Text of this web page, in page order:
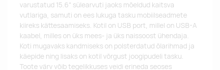
varustatud 15.6" sülearvuti jaoks mõeldud kaitsva
vutlariga, samuti on ees lukuga tasku mobiilseadmete
kiireks kättesaamiseks. Kotil on USB port, millel on USB-A
kaabel, milles on üks mees- ja üks naissoost ühendaja.
Koti mugavaks kandmiseks on polsterdatud õlarihmad ja
käepide ning lisaks on kotil võrgust joogipudeli tasku.
Toote värv võib tegelikkuses veidi erineda seoses